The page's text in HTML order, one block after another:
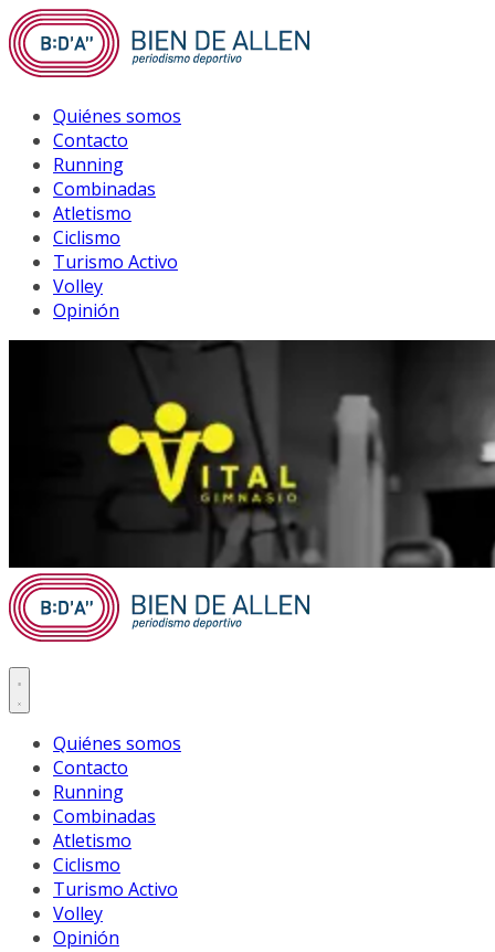
Saltar
al
contenido
Quiénes somos
Contacto
Running
Combinadas
Atletismo
Ciclismo
Turismo Activo
Volley
Opinión
Quiénes somos
Contacto
Running
Combinadas
Atletismo
Ciclismo
Turismo Activo
Volley
Opinión